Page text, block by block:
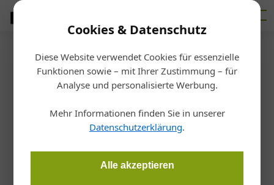
Cookies & Datenschutz
Diese Website verwendet Cookies für essenzielle
Funktionen sowie – mit Ihrer Zustimmung – für
Analyse und personalisierte Werbung.
Mehr Informationen finden Sie in unserer
Datenschutzerklärung.
Alle akzeptieren
Startseite/Allgemein
Das schönste Stück vom Holz
Redaktion 22.11.2017, 10:48 Uhr
Eine branchenübergreifende Initiative will die Qualitäten von